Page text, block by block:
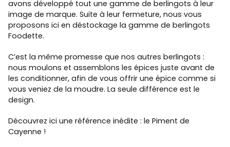
avons développé tout une gamme de berlingots à leur
image de marque. Suite à leur fermeture, nous vous
proposons ici en déstockage la gamme de berlingots
Foodette.
C’est la même promesse que nos autres berlingots :
nous moulons et assemblons les épices juste avant de
les conditionner, afin de vous offrir une épice comme si
vous veniez de la moudre. La seule différence est le
design.
Découvrez ici une référence inédite : le Piment de
Cayenne !